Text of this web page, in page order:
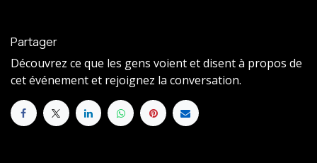
Partager
Découvrez ce que les gens voient et disent à propos de
cet événement et rejoignez la conversation.